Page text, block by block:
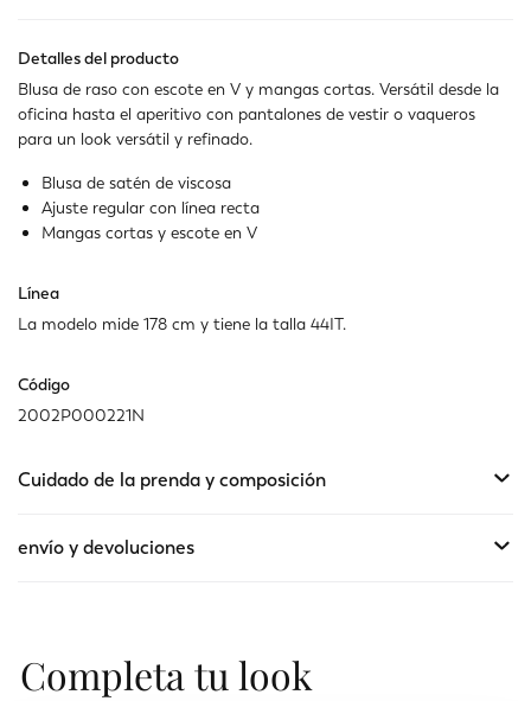
Disponible
No disponible
Detalles del producto
Blusa de raso con escote en V y mangas cortas. Versátil desde la
oficina hasta el aperitivo con pantalones de vestir o vaqueros
para un look versátil y refinado.
Blusa de satén de viscosa
Ajuste regular con línea recta
Mangas cortas y escote en V
Línea
La modelo mide 178 cm y tiene la talla 44IT.
Código
2002P000221N
Cuidado de la prenda y composición
envío y devoluciones
Completa tu look